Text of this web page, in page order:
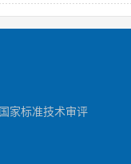
家标准技术审评